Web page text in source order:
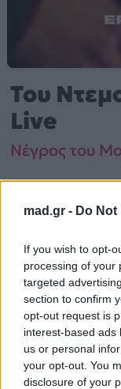
mad.gr - Do
If you wish to opt-
processing of your
targeted
section to confirm
opt-out request is
interest-based ads
us or personal
your opt-out. You
disclosure of your
Του
Live
Νέγρος του
που κυκλοφόρησε
Νέγρος του Μοριά
(2022).
Hotbox #5».
Περισσότερα
στο Mad.gr.